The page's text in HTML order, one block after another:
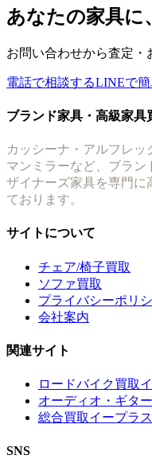
あなたの家具に
お問い合わせから査定・
電話で相談するLINEで
ブランド家具・高級家具
カッシーナ・アルフレッ
マンミラーなど、ブラン
ザイナーズ家具を専門に
ております。
サイトについて
チェア/椅子買取
ソファ買取
プライバシーポリ
会社案内
関連サイト
ロードバイク買取
オーディオ・ギタ
総合買取イープラス
SNS